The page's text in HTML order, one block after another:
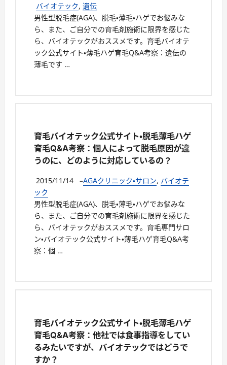
バイオテック, 遺伝
男性型脱毛症(AGA)、脱毛・薄毛・ハゲでお悩みな
ら、また、ご自分での育毛剤施術に限界を感じた
ら、バイオテックがおススメです。育毛バイオテ
ック公式サイト・薄毛ハゲ育毛Q&A考察：遺伝の
薄毛です …
育毛バイオテック公式サイト・脱毛薄毛ハゲ
育毛Q&A考察：個人によって脱毛原因が違
うのに、どのように対応しているの？
2015/11/14 –AGAクリニック・サロン, バイオテ
ック
男性型脱毛症(AGA)、脱毛・薄毛・ハゲでお悩みな
ら、また、ご自分での育毛剤施術に限界を感じた
ら、バイオテックがおススメです。育毛専門サロ
ン・バイオテック公式サイト・薄毛ハゲ育毛Q&A考
察：個 …
育毛バイオテック公式サイト・脱毛薄毛ハゲ
育毛Q&A考察：他社では食事指導をしてい
るみたいですが、バイオテックではどうで
すか？